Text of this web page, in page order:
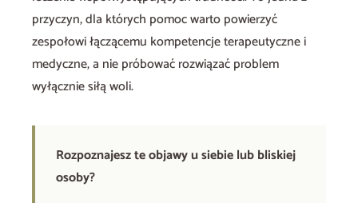
przyczyn, dla których pomoc warto powierzyć
zespołowi łączącemu kompetencje terapeutyczne i
medyczne, a nie próbować rozwiązać problem
wyłącznie siłą woli.
Rozpoznajesz te objawy u siebie lub bliskiej
osoby?